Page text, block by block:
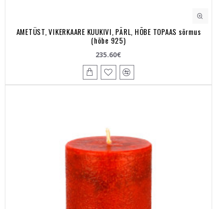
AMETÜST, VIKERKAARE KUUKIVI, PÄRL, HÕBE TOPAAS sõrmus
(hõbe 925)
235.60€